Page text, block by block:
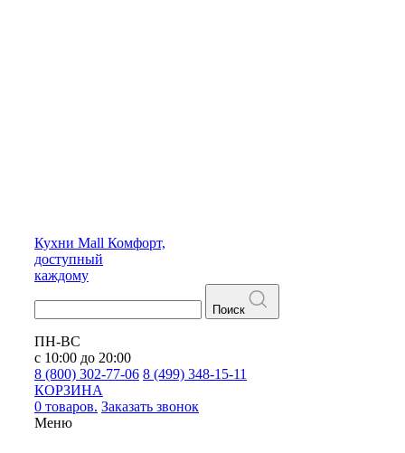
Кухни Mall Комфорт,
доступный
каждому
Поиск
ПН-ВС
с 10:00 до 20:00
8 (800) 302-77-06 8 (499) 348-15-11
КОРЗИНА
0 товаров. Заказать звонок
Меню